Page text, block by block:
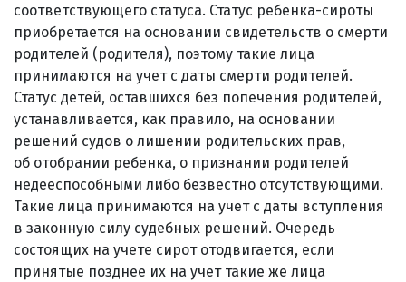
соответствующего статуса. Статус ребенка-сироты
приобретается на основании свидетельств о смерти
родителей (родителя), поэтому такие лица
принимаются на учет с даты смерти родителей.
Статус детей, оставшихся без попечения родителей,
устанавливается, как правило, на основании
решений судов о лишении родительских прав,
об отобрании ребенка, о признании родителей
недееспособными либо безвестно отсутствующими.
Такие лица принимаются на учет с даты вступления
в законную силу судебных решений. Очередь
состоящих на учете сирот отодвигается, если
принятые позднее их на учет такие же лица